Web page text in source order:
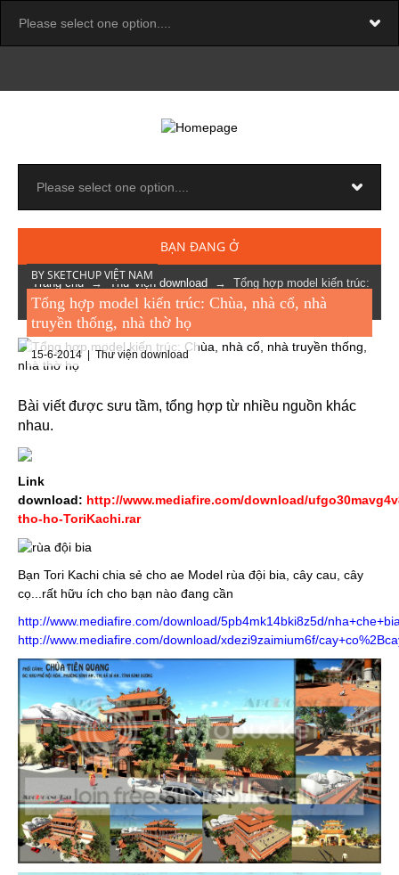
BẠN ĐANG Ở
Trang chủ→ Thư viện download → Tổng hợp model kiến trúc:
Chùa, nhà cổ, nhà truyền thống, nhà thờ họ
BY SKETCHUP VIỆT NAM
Tổng hợp model kiến trúc: Chùa, nhà cổ, nhà
truyền thống, nhà thờ họ
15-6-2014 | Thư viện download
Bài viết được sưu tầm, tổng hợp từ nhiều nguồn khác
nhau.
Link
download: http://www.mediafire.com/download/
tho-ho-ToriKachi.rar
Bạn Tori Kachi chia sẻ cho ae Model rùa đội bia, cây cau, cây
cọ...rất hữu ích cho bạn nào đang cần
http://www.mediafire.com/download/5pb4mk14bki8z5d/
http://www.mediafire.com/download/xdezi9zaimium6f/